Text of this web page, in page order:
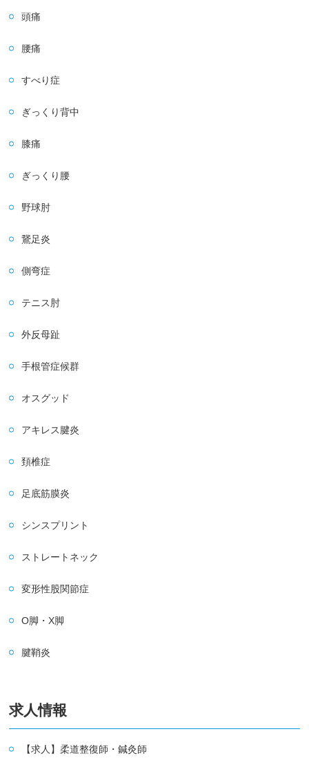
頭痛
腰痛
すべり症
ぎっくり背中
膝痛
ぎっくり腰
野球肘
鵞足炎
側弯症
テニス肘
外反母趾
手根管症候群
オスグッド
アキレス腱炎
頚椎症
足底筋膜炎
シンスプリント
ストレートネック
変形性股関節症
O脚・X脚
腱鞘炎
求人情報
【求人】柔道整復師・鍼灸師